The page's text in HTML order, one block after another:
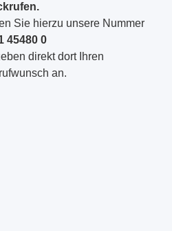
Sie hierzu unsere Nummer
45480 0
direkt dort Ihren
an.